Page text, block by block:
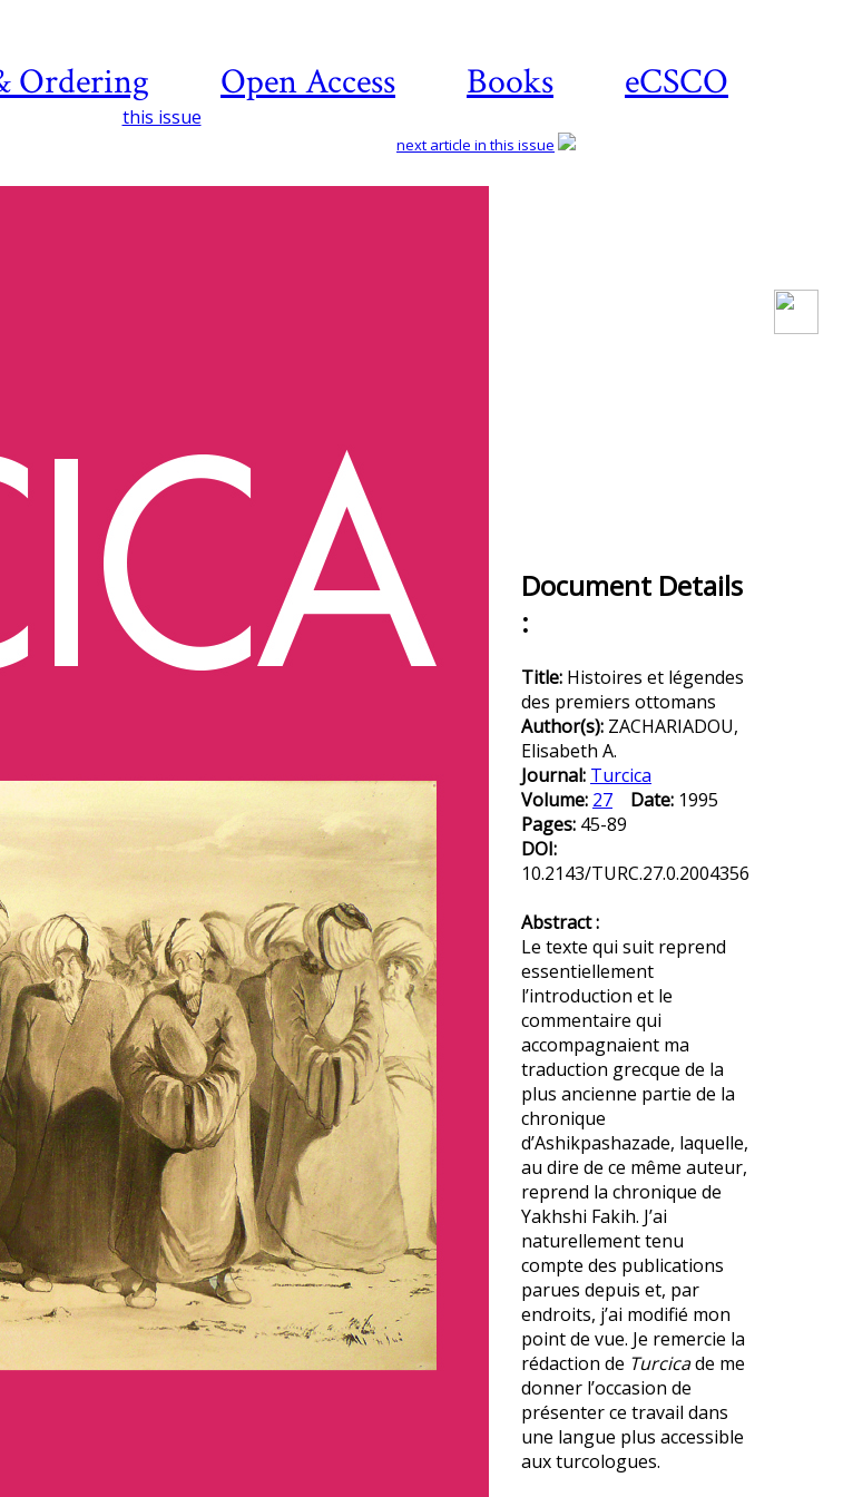
Ordering Open Access Books eCSCO
this issue
next article in this issue
Document Details
:
Title: Histoires et légendes
des premiers ottomans
Author(s): ZACHARIADOU,
Elisabeth A.
Journal: Turcica
Volume: 27 Date: 1995
Pages: 45-89
DOI:
10.2143/TURC.27.0.2004356
Abstract :
Le texte qui suit reprend
essentiellement
l’introduction et le
commentaire qui
accompagnaient ma
traduction grecque de la
plus ancienne partie de la
chronique
d’Ashikpashazade, laquelle,
au dire de ce même auteur,
reprend la chronique de
Yakhshi Fakih. J’ai
naturellement tenu
compte des publications
parues depuis et, par
endroits, j’ai modifié mon
point de vue. Je remercie la
rédaction de Turcicade me
donner l’occasion de
présenter ce travail dans
une langue plus accessible
aux turcologues.